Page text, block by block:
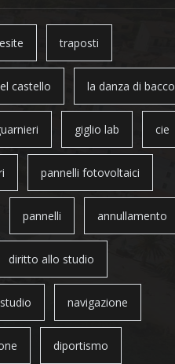
traposti
castello la danza di bacco
giglio lab cie
pannelli fotovoltaici
pannelli annullamento
diritto allo studio
navigazione
diportismo